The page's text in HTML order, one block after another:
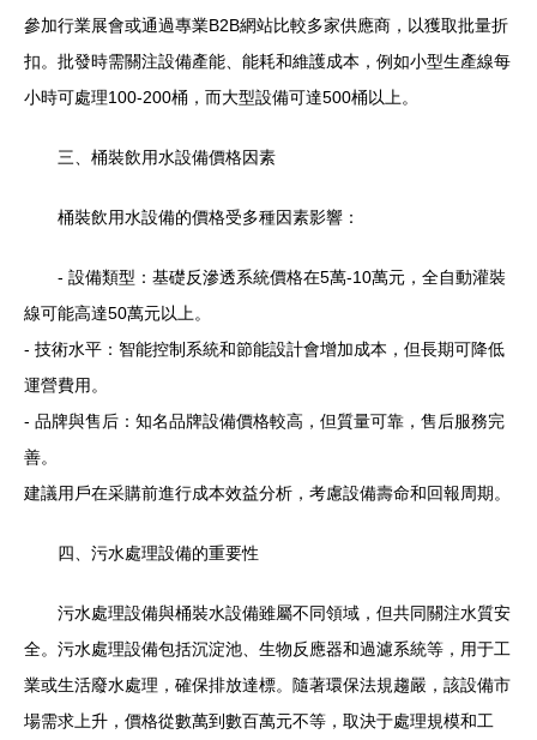
參加行業展會或通過專業B2B網站比較多家供應商，以獲取批量折
扣。批發時需關注設備產能、能耗和維護成本，例如小型生產線每
小時可處理100-200桶，而大型設備可達500桶以上。
三、桶裝飲用水設備價格因素
桶裝飲用水設備的價格受多種因素影響：
- 設備類型：基礎反滲透系統價格在5萬-10萬元，全自動灌裝
線可能高達50萬元以上。
- 技術水平：智能控制系統和節能設計會增加成本，但長期可降低
運營費用。
- 品牌與售后：知名品牌設備價格較高，但質量可靠，售后服務完
善。
建議用戶在采購前進行成本效益分析，考慮設備壽命和回報周期。
四、污水處理設備的重要性
污水處理設備與桶裝水設備雖屬不同領域，但共同關注水質安
全。污水處理設備包括沉淀池、生物反應器和過濾系統等，用于工
業或生活廢水處理，確保排放達標。隨著環保法規趨嚴，該設備市
場需求上升，價格從數萬到數百萬元不等，取決于處理規模和工